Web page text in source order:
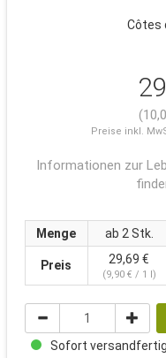
Côtes
Preise inkl.
Informationen zur
Menge ab 2 Stk.
Preis 29,69 €
(9,90 € / 1 l)
Sofort